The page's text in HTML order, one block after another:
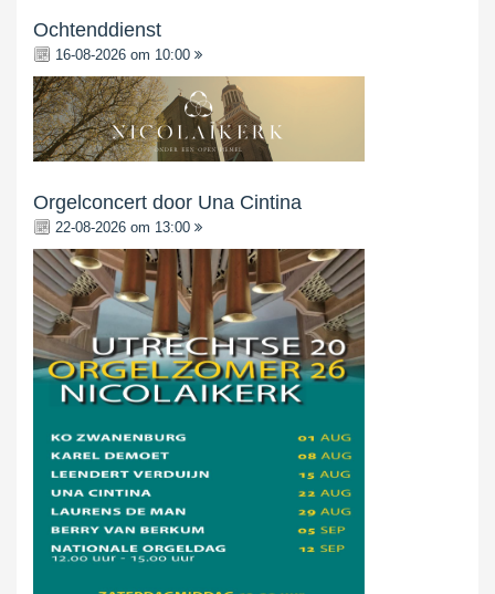
Ochtenddienst
16-08-2026 om 10:00
Orgelconcert door Una Cintina
22-08-2026 om 13:00